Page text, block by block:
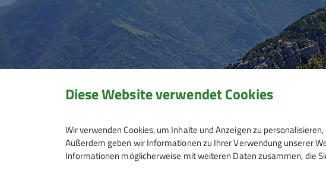
Diese Website verwendet Cookies
Wir verwenden Cookies, um Inhalte und Anzeigen zu
Außerdem geben wir Informationen zu Ihrer Verwendung unserer
Informationen möglicherweise mit weiteren Daten zusammen, die